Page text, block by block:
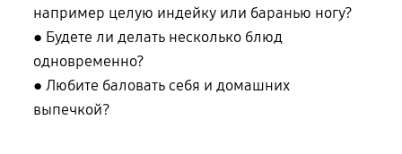
например целую индейку или баранью ногу?
● Будете ли делать несколько блюд
одновременно?
● Любите баловать себя и домашних
выпечкой?